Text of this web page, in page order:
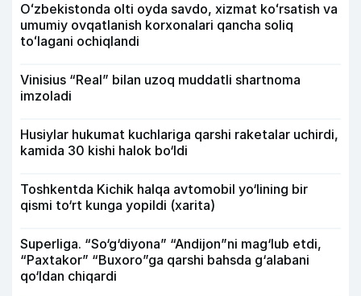
Oʻzbekistonda olti oyda savdo, xizmat koʻrsatish va
umumiy ovqatlanish korxonalari qancha soliq
toʻlagani ochiqlandi
Vinisius “Real” bilan uzoq muddatli shartnoma
imzoladi
Husiylar hukumat kuchlariga qarshi raketalar uchirdi,
kamida 30 kishi halok bo‘ldi
Toshkentda Kichik halqa avtomobil yo‘lining bir
qismi to‘rt kunga yopildi (xarita)
Superliga. “So‘g‘diyona” “Andijon”ni mag‘lub etdi,
“Paxtakor” “Buxoro”ga qarshi bahsda g‘alabani
qo‘ldan chiqardi